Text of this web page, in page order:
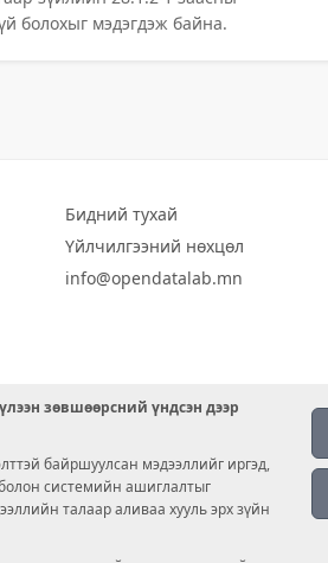
болохыг мэдэгдэж байна.
Бидний тухай
Үйлчилгээний нөхцөл
info@opendatalab.mn
зөвшөөрсний үндсэн дээр
байршуулсан мэдээллийг иргэд,
системийн ашиглалтыг
талаар аливаа хууль эрх зүйн